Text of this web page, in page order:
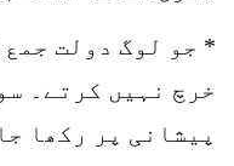
* جو لوگ دولت
خرچ نہیں کرتے۔
پیشانی پر رکھا